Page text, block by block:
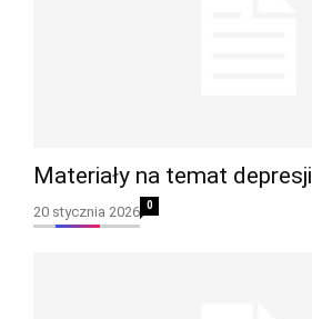
Materiały na temat depresji
20 stycznia 2026 0